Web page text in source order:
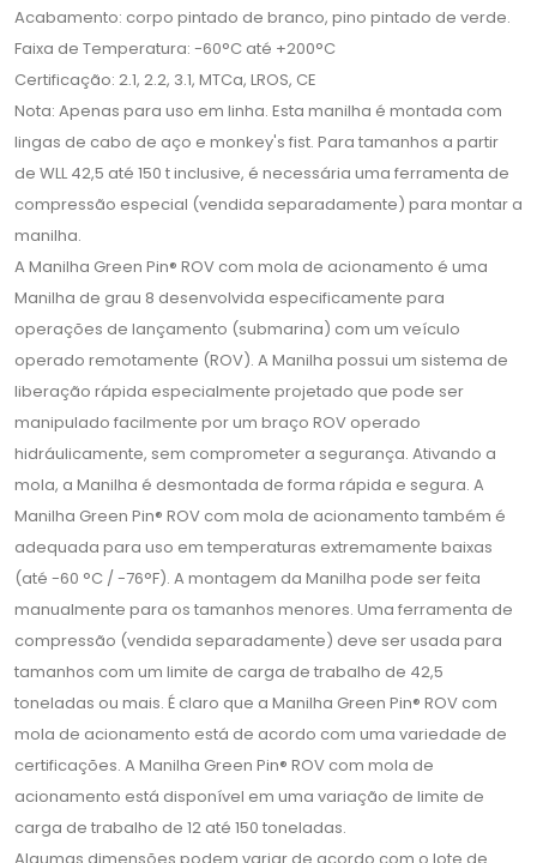
Acabamento: corpo pintado de branco, pino pintado de verde.
Faixa de Temperatura: -60°C até +200°C
Certificação: 2.1, 2.2, 3.1, MTCa, LROS, CE
Nota: Apenas para uso em linha. Esta manilha é montada com
lingas de cabo de aço e monkey's fist. Para tamanhos a partir
de WLL 42,5 até 150 t inclusive, é necessária uma ferramenta de
compressão especial (vendida separadamente) para montar a
manilha.
A Manilha Green Pin® ROV com mola de acionamento é uma
Manilha de grau 8 desenvolvida especificamente para
operações de lançamento (submarina) com um veículo
operado remotamente (ROV). A Manilha possui um sistema de
liberação rápida especialmente projetado que pode ser
manipulado facilmente por um braço ROV operado
hidráulicamente, sem comprometer a segurança. Ativando a
mola, a Manilha é desmontada de forma rápida e segura. A
Manilha Green Pin® ROV com mola de acionamento também é
adequada para uso em temperaturas extremamente baixas
(até -60 °C / -76°F). A montagem da Manilha pode ser feita
manualmente para os tamanhos menores. Uma ferramenta de
compressão (vendida separadamente) deve ser usada para
tamanhos com um limite de carga de trabalho de 42,5
toneladas ou mais. É claro que a Manilha Green Pin® ROV com
mola de acionamento está de acordo com uma variedade de
certificações. A Manilha Green Pin® ROV com mola de
acionamento está disponível em uma variação de limite de
carga de trabalho de 12 até 150 toneladas.